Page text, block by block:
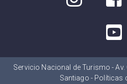
Servicio Nacional de Turismo -
Santiago - Políticas